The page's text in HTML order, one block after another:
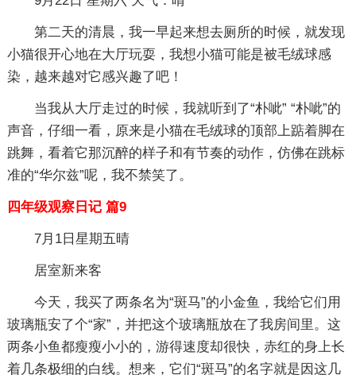
第二天的清晨，我一早起来想去厕所的时候，就发现
小猫很开心地在大厅玩耍，我想小猫可能是被毛绒球感
染，越来越对它感兴趣了吧！
当我从大厅走过的时候，我就听到了“朴呲” “朴呲”的
声音，仔细一看，原来是小猫在毛绒球的顶部上踮着脚在
跳舞，看着它那沉醉的样子和有节奏的动作，仿佛在跳标
准的“华尔兹”呢，我不禁笑了。
四年级观察日记 篇9
7月1日星期五晴
居室新来客
今天，我买了两条名为“斑马”的小金鱼，我给它们用
玻璃瓶安了个“家”，并把这个玻璃瓶放在了我房间里。这
两条小鱼都瘦瘦小小的，游得速度却很快，赤红的身上长
着几条极细的白线。想来，它们“斑马”的名字就是因这几